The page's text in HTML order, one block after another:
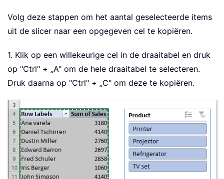
Volg deze stappen om het aantal geselecteerde items
uit de slicer naar een opgegeven cel te kopiëren.
1. Klik op een willekeurige cel in de draaitabel en druk
op "Ctrl" + „A" om de hele draaitabel te selecteren.
Druk daarna op "Ctrl" + „C" om deze te kopiëren.